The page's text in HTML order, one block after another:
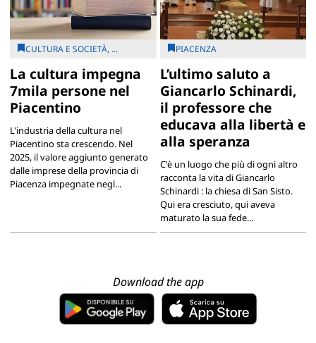
CULTURA E SOCIETÀ, ...
La cultura impegna
7mila persone nel
Piacentino
L'industria della cultura nel
Piacentino sta crescendo. Nel
2025, il valore aggiunto generato
dalle imprese della provincia di
Piacenza impegnate negl...
PIACENZA
L’ultimo saluto a
Giancarlo Schinardi,
il professore che
educava alla libertà e
alla speranza
C'è un luogo che più di ogni altro
racconta la vita di Giancarlo
Schinardi : la chiesa di San Sisto.
Qui era cresciuto, qui aveva
maturato la sua fede...
Download the app